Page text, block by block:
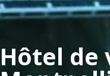
Hôtel de